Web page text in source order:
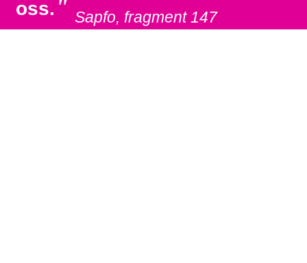
oss. " Sapfo, fragment 147